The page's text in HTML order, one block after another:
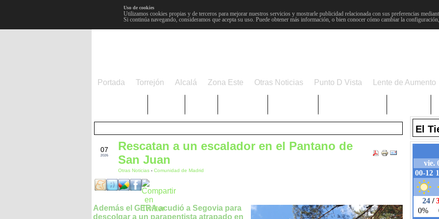
Uso de cookies
Utilizamos cookies propias y de terceros para mejorar nuestros servicios y mostrarle publicidad relacionada con sus preferencias
Si continúa navegando, consideramos que acepta su uso. Puede obtener más información, o bien conocer cómo cambiar la
Portada Torrejón Alcalá Zona Este Otras Noticias Punto D Vista Lente de Aumento
07
2026
Rescatan a un escalador en el Pantano de
San Juan
Otras Noticias - Comunidad de Madrid
Además el GERA acudió a Segovia para
descolgar a un parapentista atrapado en
El